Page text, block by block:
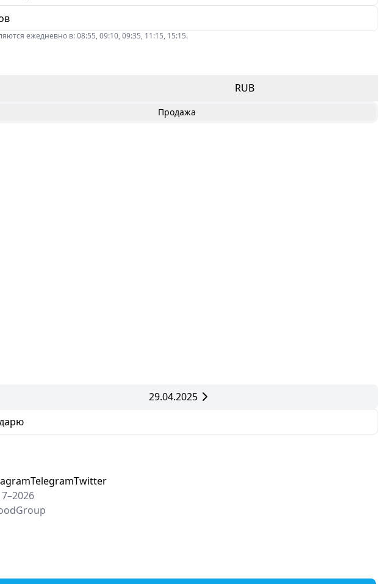
ежедневно в: 08:55, 09:10, 09:35, 11:15, 15:15.
RUB
Продажа
29.04.2025
TelegramTwitter